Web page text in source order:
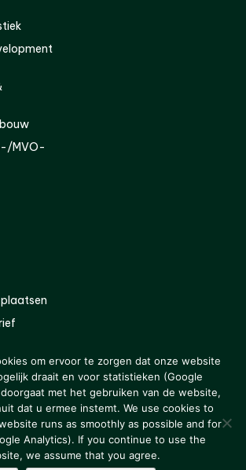
MVO-
der Molen EIS Colofon
Disclaimer
om ervoor te zorgen dat onze website
draait en voor statistieken (Google
met het gebruiken van de website,
dat u ermee instemt. We use cookies to
runs as smoothly as possible and for
Analytics). If you continue to use the
we assume that you agree.